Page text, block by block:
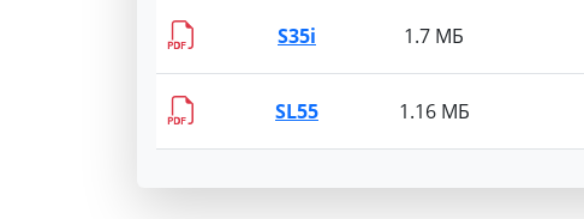
S35i 1.7 МБ
SL55 1.16 МБ